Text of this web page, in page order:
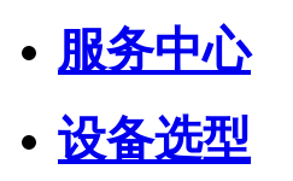
服务中心
设备选型